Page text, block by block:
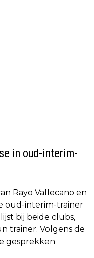
in oud-interim-
Rayo Vallecano en
oud-interim-trainer
bij beide clubs,
trainer. Volgens de
gesprekken